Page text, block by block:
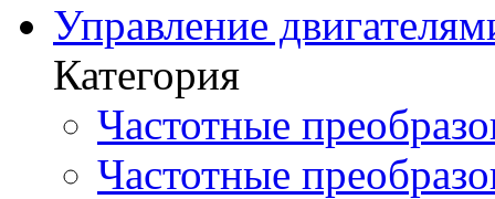
Управление
Категория
Частотные
Частотные